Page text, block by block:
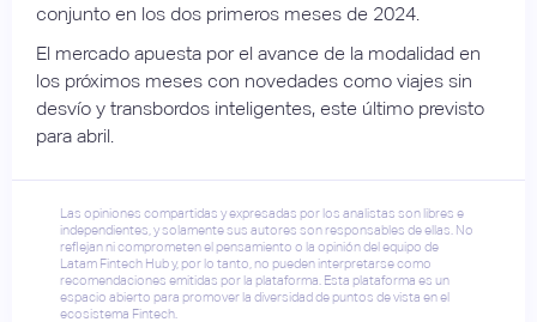
conjunto en los dos primeros meses de 2024.
El mercado apuesta por el avance de la modalidad en
los próximos meses con novedades como viajes sin
desvío y transbordos inteligentes, este último previsto
para abril.
Las opiniones compartidas y expresadas por los analistas son libres e
independientes, y solamente sus autores son responsables de ellas. No
reflejan ni comprometen el pensamiento o la opinión del equipo de
Latam Fintech Hub y, por lo tanto, no pueden interpretarse como
recomendaciones emitidas por la plataforma. Esta plataforma es un
espacio abierto para promover la diversidad de puntos de vista en el
ecosistema Fintech.